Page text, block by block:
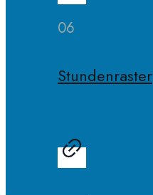
06
Stundenraster